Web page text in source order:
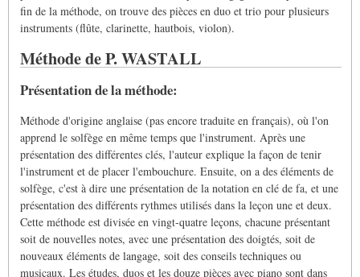
fin de la méthode, on trouve des pièces en duo et trio pour plusieurs
instruments (flûte, clarinette, hautbois, violon).
Méthode de P. WASTALL
Présentation de la méthode:
Méthode d'origine anglaise (pas encore traduite en français), où l'on
apprend le solfège en même temps que l'instrument. Après une
présentation des différentes clés, l'auteur explique la façon de tenir
l'instrument et de placer l'embouchure. Ensuite, on a des éléments de
solfège, c'est à dire une présentation de la notation en clé de fa, et une
présentation des différents rythmes utilisés dans la leçon une et deux.
Cette méthode est divisée en vingt-quatre leçons, chacune présentant
soit de nouvelles notes, avec une présentation des doigtés, soit de
nouveaux éléments de langage, soit des conseils techniques ou
musicaux. Les études, duos et les douze pièces avec piano sont dans